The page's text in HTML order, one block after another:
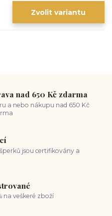
Zvolit variantu
nad 650 Kč zdarma
a nebo nákupu nad 650 Kč
jsou certifikovány a
na veškeré zboží